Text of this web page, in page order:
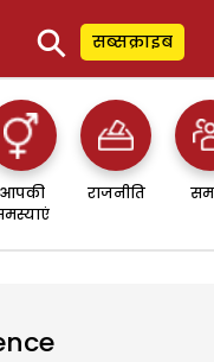
⚲ सब्सक्राइब
आपकी
राजनीति